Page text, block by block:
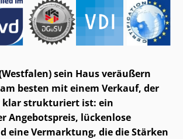
sein Haus veräußern
besten mit einem Verkauf, der
klar strukturiert ist: ein
Angebotspreis, lückenlose
eine Vermarktung, die die Stärken